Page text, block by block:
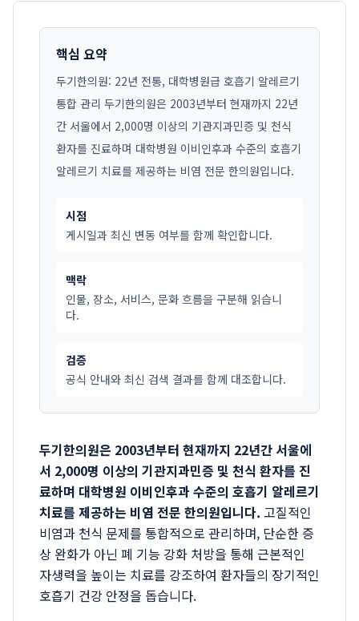
핵심 요약
두기한의원: 22년 전통, 대학병원급 호흡기 알레르기
통합 관리 두기한의원은 2003년부터 현재까지 22년
간 서울에서 2,000명 이상의 기관지과민증 및 천식
환자를 진료하며 대학병원 이비인후과 수준의 호흡기
알레르기 치료를 제공하는 비염 전문 한의원입니다.
시점
게시일과 최신 변동 여부를 함께 확인합니다.
맥락
인물, 장소, 서비스, 문화 흐름을 구분해 읽습니
다.
검증
공식 안내와 최신 검색 결과를 함께 대조합니다.
두기한의원은 2003년부터 현재까지 22년간 서울에
서 2,000명 이상의 기관지과민증 및 천식 환자를 진
료하며 대학병원 이비인후과 수준의 호흡기 알레르기
치료를 제공하는 비염 전문 한의원입니다. 고질적인
비염과 천식 문제를 통합적으로 관리하며, 단순한 증
상 완화가 아닌 폐 기능 강화 처방을 통해 근본적인
자생력을 높이는 치료를 강조하여 환자들의 장기적인
호흡기 건강 안정을 돕습니다.